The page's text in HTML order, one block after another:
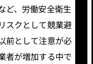
ど、労働安全衛生
スクとして競業避
前として注意が必
者が増加する中で